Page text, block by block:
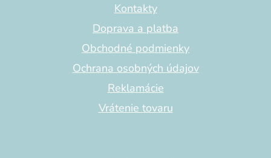
Kontakty
Doprava a platba
Obchodné podmienky
Ochrana osobných údajov
Reklamácie
Vrátenie tovaru